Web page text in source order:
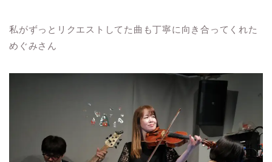
私がずっとリクエストしてた曲も丁寧に向き合ってくれた
めぐみさん